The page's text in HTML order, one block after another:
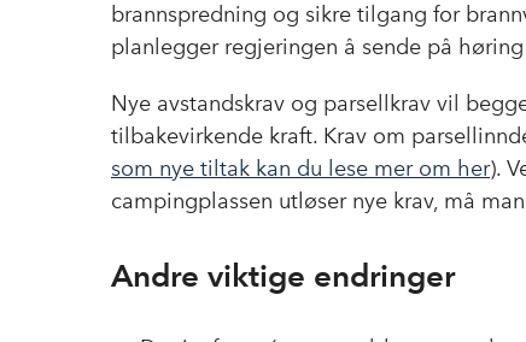
brannspredning og sikre tilgang for
planlegger regjeringen å sende på
Nye avstandskrav og parsellkrav vil
tilbakevirkende kraft. Krav om
som nye tiltak kan du lese mer om her).
campingplassen utløser nye krav, må
Andre viktige endringer